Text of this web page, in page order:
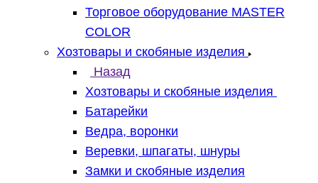
Торговое оборудование MASTER
COLOR
Хозтовары и скобяные изделия
Назад
Хозтовары и скобяные изделия
Батарейки
Ведра, воронки
Веревки, шпагаты, шнуры
Замки и скобяные изделия